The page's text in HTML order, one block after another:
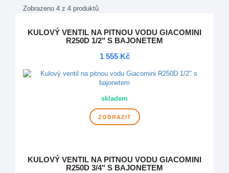
Zobrazeno 4 z 4 produktů
KULOVÝ VENTIL NA PITNOU VODU GIACOMINI
R250D 1/2" S BAJONETEM
1 555 Kč
skladem
ZOBRAZIT
KULOVÝ VENTIL NA PITNOU VODU GIACOMINI
R250D 3/4" S BAJONETEM